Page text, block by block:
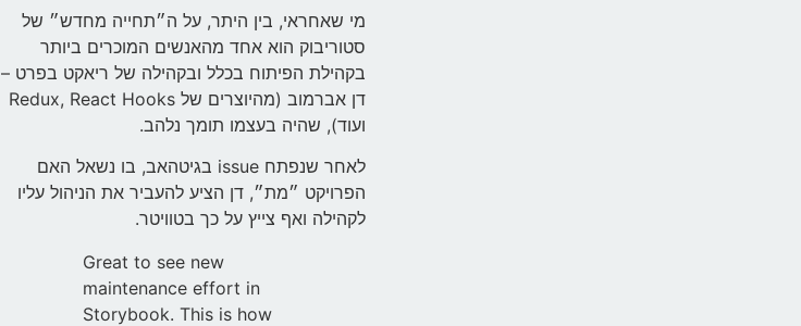
מי שאחראי, בין היתר, על ה״תחייה מחדש״ של
סטוריבוק הוא אחד מהאנשים המוכרים ביותר
בקהילת הפיתוח בכלל ובקהילה של ריאקט בפרט –
דן אברמוב (מהיוצרים של Redux, React Hooks
ועוד), שהיה בעצמו תומך נלהב.
לאחר שנפתח issue בגיטהאב, בו נשאל האם
הפרויקט ״מת״, דן הציע להעביר את הניהול עליו
לקהילה ואף צייץ על כך בטוויטר.
Great to see new
maintenance effort in
Storybook. This is how